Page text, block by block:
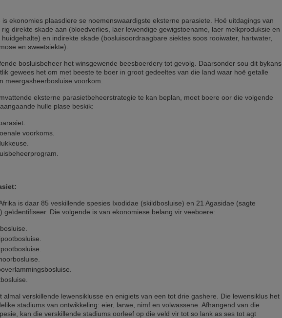
is ekonomies plaasdiere se noemenswaardigste eksterne parasiete. Hoë uitdagings van
rig direkte skade aan (bloedverlies, laer lewendige gewigstoename, laer melkproduksie en
huidgehalte) en indirekte skade (bosluisoordraagbare siektes soos rooiwater, hartwater,
en sweetsiekte).
bosluisbeheer het winsgewende beesboerdery tot gevolg. Daarsonder sou dit bykans
gewees het om met beeste te boer in groot gedeeltes van die land waar hoë getalle
meergasheerbosluise voorkom.
eksterne parasietbeheerstrategie te kan beplan, moet boere oor die volgende
hulle plase beskik:
voorkoms.
is daar 85 veskillende spesies Ixodidae (skildbosluise) en 21 Agasidae (sagte
geïdentifiseer. Die volgende is van ekonomiese belang vir veeboere:
almal verskillende lewensiklusse en enigiets van een tot drie gashere. Die lewensiklus het
stadiums van ontwikkeling: eier, larwe, nimf en volwassene. Afhangend van die
kan die verskillende stadiums oorleef op die veld vir tot so lank as ses tot agt